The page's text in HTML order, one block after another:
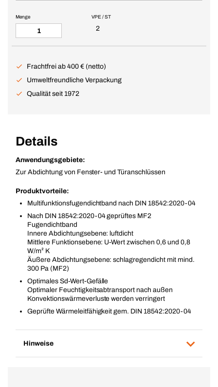
VPE / ST
2
Menge
Frachtfrei ab 400 € (netto)
Umweltfreundliche Verpackung
Qualität seit 1972
Details
Anwendungsgebiete:
Zur Abdichtung von Fenster- und Türanschlüssen
Produktvorteile:
Multifunktionsfugendichtband nach DIN 18542:2020-04
Nach DIN 18542:2020-04 geprüftes MF2
Fugendichtband
Innere Abdichtungsebene: luftdicht
Mittlere Funktionsebene: U-Wert zwischen 0,6 und 0,8
W/m² K
Äußere Abdichtungsebene: schlagregendicht mit mind.
300 Pa (MF2)
Optimales Sd-Wert-Gefälle
Optimaler Feuchtigkeitsabtransport nach außen
Konvektionswärmeverluste werden verringert
Geprüfte Wärmeleitfähigkeit gem. DIN 18542:2020-04
Hinweise